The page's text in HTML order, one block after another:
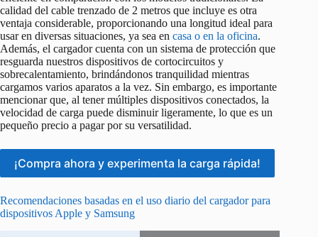
calidad del cable trenzado de 2 metros que incluye es otra
ventaja considerable, proporcionando una longitud ideal para
usar en diversas situaciones, ya sea en casa o en la oficina.
Además, el cargador cuenta con un sistema de protección que
resguarda nuestros dispositivos de cortocircuitos y
sobrecalentamiento, brindándonos tranquilidad mientras
cargamos varios aparatos a la vez. Sin embargo, es importante
mencionar que, al tener múltiples dispositivos conectados, la
velocidad de carga puede disminuir ligeramente, lo que es un
pequeño precio a pagar por su versatilidad.
¡Compra ahora y experimenta la carga rápida!
Recomendaciones basadas en el uso diario del cargador para
dispositivos Apple y Samsung